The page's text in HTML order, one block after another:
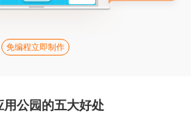
免编程立即制作
用公园的五大好处